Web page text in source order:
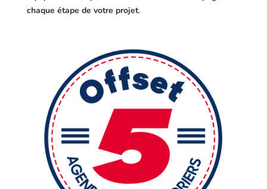
chaque étape de votre projet.